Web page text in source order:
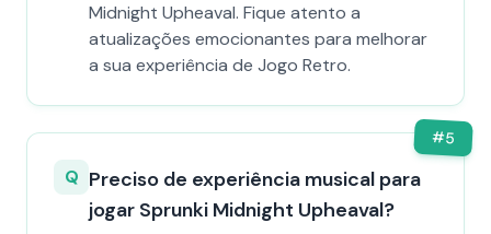
Midnight Upheaval. Fique atento a
atualizações emocionantes para melhorar
a sua experiência de Jogo Retro.
#5
Q Preciso de experiência musical para
jogar Sprunki Midnight Upheaval?